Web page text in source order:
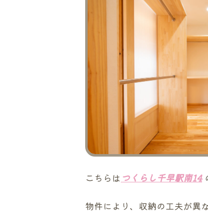
こちらは つくらし千早駅南14
物件により、収納の工夫が異